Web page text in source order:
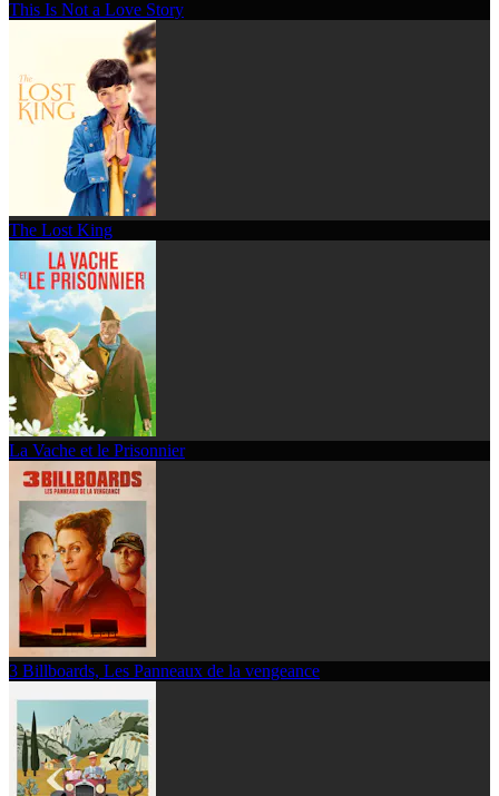
This Is Not a Love Story
The Lost King
La Vache et le Prisonnier
3 Billboards, Les Panneaux de la vengeance